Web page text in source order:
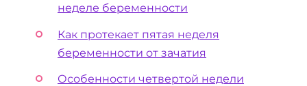
неделе беременности
Как протекает пятая неделя
беременности от зачатия
Особенности четвертой недели